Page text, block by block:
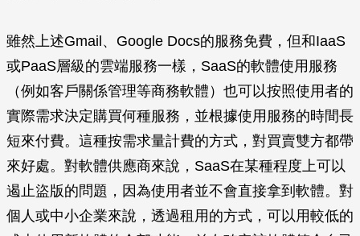
雖然上述Gmail、Google Docs的服務免費，但和IaaS
或PaaS層級的雲端服務一樣，SaaS的軟體使用服務
（例如客戶關係管理等商務軟體）也可以按照使用者的
實際需求決定購買何種服務，並根據使用服務的時間長
短來付費。這種按需求量計費的方式，對買賣雙方都帶
來好處。對軟體供應商來說，SaaS在某種程度上可以
遏止盜版的問題，因為使用者並不會直接拿到軟體。對
個人或中小企業來說，透過租用的方式，可以用較低的